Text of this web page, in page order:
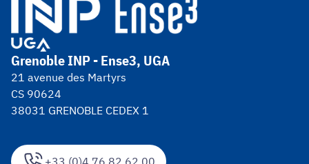
Grenoble INP - Ense3, UGA
21 avenue des Martyrs
CS 90624
38031 GRENOBLE CEDEX 1